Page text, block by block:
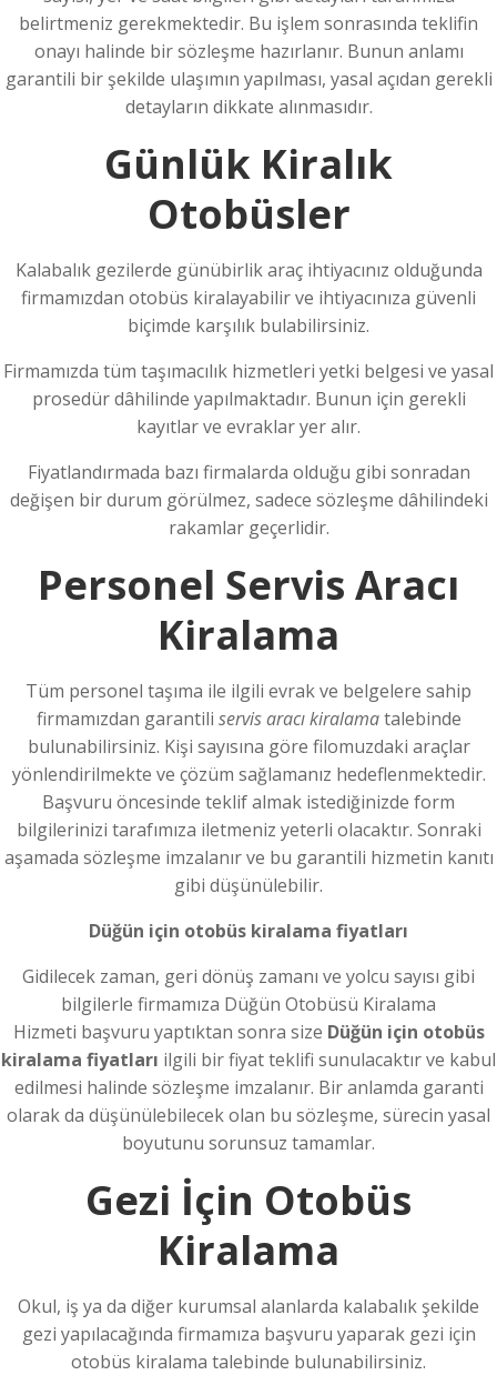
belirtmeniz gerekmektedir. Bu işlem sonrasında teklifin
onayı halinde bir sözleşme hazırlanır. Bunun anlamı
garantili bir şekilde ulaşımın yapılması, yasal açıdan gerekli
detayların dikkate alınmasıdır.
Günlük Kiralık
Otobüsler
Kalabalık gezilerde günübirlik araç ihtiyacınız olduğunda
firmamızdan otobüs kiralayabilir ve ihtiyacınıza güvenli
biçimde karşılık bulabilirsiniz.
Firmamızda tüm taşımacılık hizmetleri yetki belgesi ve yasal
prosedür dâhilinde yapılmaktadır. Bunun için gerekli
kayıtlar ve evraklar yer alır.
Fiyatlandırmada bazı firmalarda olduğu gibi sonradan
değişen bir durum görülmez, sadece sözleşme dâhilindeki
rakamlar geçerlidir.
Personel Servis Aracı
Kiralama
Tüm personel taşıma ile ilgili evrak ve belgelere sahip
firmamızdan garantili servis aracı kiralamatalebinde
bulunabilirsiniz. Kişi sayısına göre filomuzdaki araçlar
yönlendirilmekte ve çözüm sağlamanız hedeflenmektedir.
Başvuru öncesinde teklif almak istediğinizde form
bilgilerinizi tarafımıza iletmeniz yeterli olacaktır. Sonraki
aşamada sözleşme imzalanır ve bu garantili hizmetin kanıtı
gibi düşünülebilir.
Düğün için otobüs kiralama fiyatları
Gidilecek zaman, geri dönüş zamanı ve yolcu sayısı gibi
bilgilerle firmamıza Düğün Otobüsü Kiralama
Hizmeti başvuru yaptıktan sonra size Düğün için otobüs
kiralama fiyatları ilgili bir fiyat teklifi sunulacaktır ve kabul
edilmesi halinde sözleşme imzalanır. Bir anlamda garanti
olarak da düşünülebilecek olan bu sözleşme, sürecin yasal
boyutunu sorunsuz tamamlar.
Gezi İçin Otobüs
Kiralama
Okul, iş ya da diğer kurumsal alanlarda kalabalık şekilde
gezi yapılacağında firmamıza başvuru yaparak gezi için
otobüs kiralama talebinde bulunabilirsiniz.